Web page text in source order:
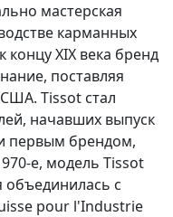
мастерская
карманных
XIX века бренд
поставляя
Tissot стал
начавших выпуск
первым брендом,
е, модель Tissot
объединилась с
pour l'Industrie